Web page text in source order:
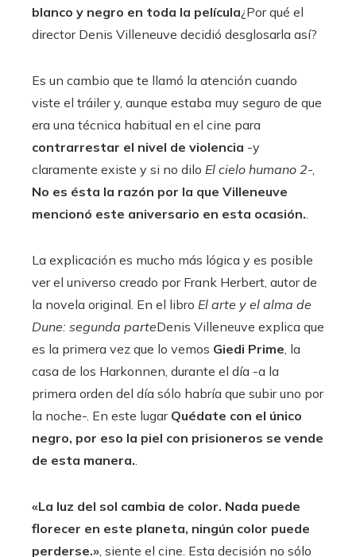
blanco y negro en toda la película¿Por qué el
director Denis Villeneuve decidió desglosarla así?
Es un cambio que te llamó la atención cuando
viste el tráiler y, aunque estaba muy seguro de que
era una técnica habitual en el cine para
contrarrestar el nivel de violencia -y
claramente existe y si no dilo El cielo humano 2-,
No es ésta la razón por la que Villeneuve
mencionó este aniversario en esta ocasión.
La explicación es mucho más lógica y es posible
ver el universo creado por Frank Herbert, autor de
la novela original. En el libro El arte y el alma de
Dune: segunda parteDenis Villeneuve explica que
es la primera vez que lo vemos Giedi Prime , la
casa de los Harkonnen, durante el día -a la
primera orden del día sólo habría que subir uno por
la noche-. En este lugarQuédate con el único
negro, por eso la piel con prisioneros se vende
de esta manera.
«La luz del sol cambia de color. Nada puede
florecer en este planeta, ningún color puede
perderse.» , siente el cine. Esta decisión no sólo